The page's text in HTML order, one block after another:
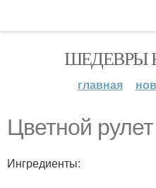
ШЕДЕВРЫ
главная
Цветной
Ингредиенты: